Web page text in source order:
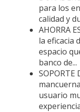
para los
calidad y
AHORRA
la eficacia
espacio
banco de...
SOPORTE
usuario